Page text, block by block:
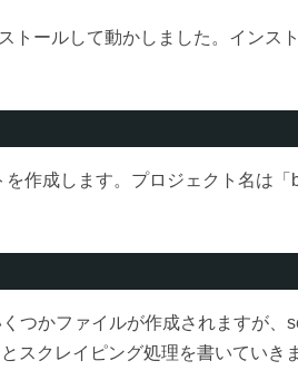
トールして動かしました。インス
作成します。プロジェクト名は「
つかファイルが作成されますが、
スクレイピング処理を書いていき